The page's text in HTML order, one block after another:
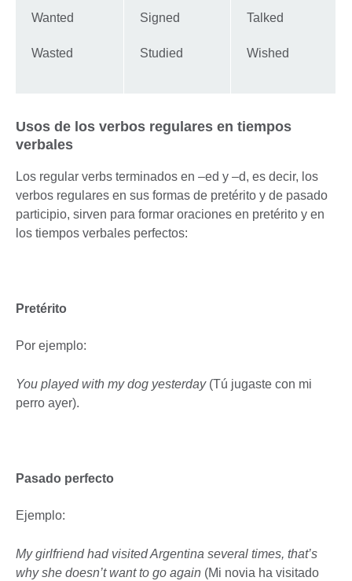
Wanted
Wasted
Signed
Studied
Talked
Wished
Usos de los verbos regulares en tiempos
verbales
Los regular verbs terminados en –ed y –d, es decir, los
verbos regulares en sus formas de pretérito y de pasado
participio, sirven para formar oraciones en pretérito y en
los tiempos verbales perfectos:
Pretérito
Por ejemplo:
You played with my dog yesterday (Tú jugaste con mi
perro ayer).
Pasado perfecto
Ejemplo:
My girlfriend had visited Argentina several times, that’s
why she doesn’t want to go again (Mi novia ha visitado